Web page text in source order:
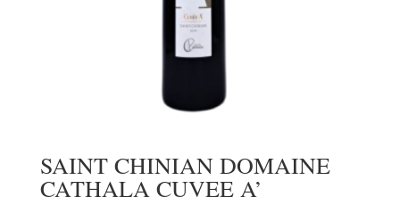
SAINT CHINIAN DOMAINE
CATHALA CUVEE A’